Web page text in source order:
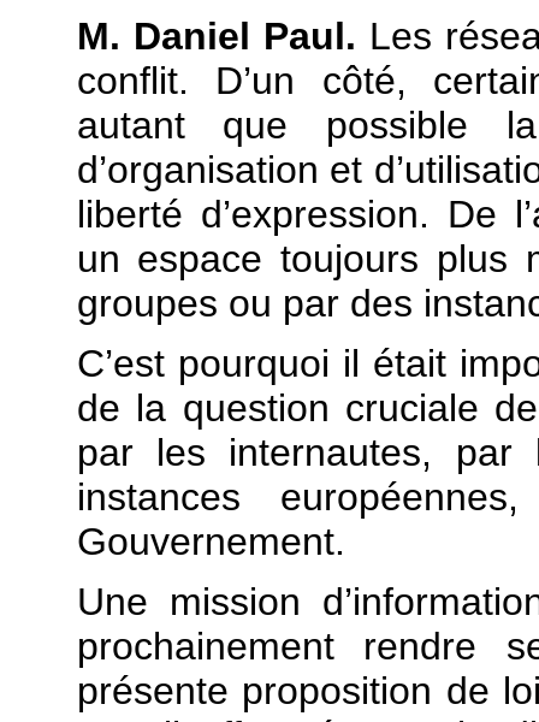
M. Daniel Paul. Les
conflit. D’un côté,
autant que possible
d’organisation et
liberté d’expression. De
un espace toujours plus
groupes ou par des
C’est pourquoi il était
de la question cruciale
par les internautes, par
instances
Gouvernement.
Une mission
prochainement rendre
présente proposition de